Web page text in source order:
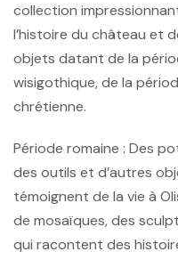
collection
l’histoire du château et
objets datant de la
wisigothique, de la
chrétienne.
Période romaine : Des
des outils et d’autres
témoignent de la vie à
de mosaïques, des
qui racontent des